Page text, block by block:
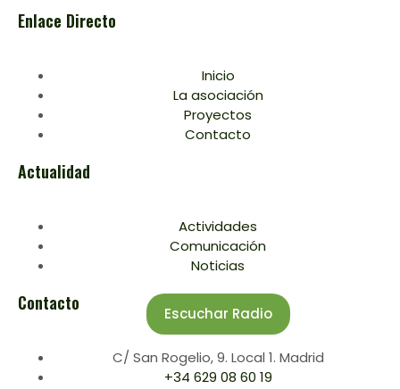
Enlace Directo
Inicio
La asociación
Proyectos
Contacto
Actualidad
Actividades
Comunicación
Noticias
Contacto
C/ San Rogelio, 9. Local 1. Madrid
+34 629 08 60 19
Escuchar Radio